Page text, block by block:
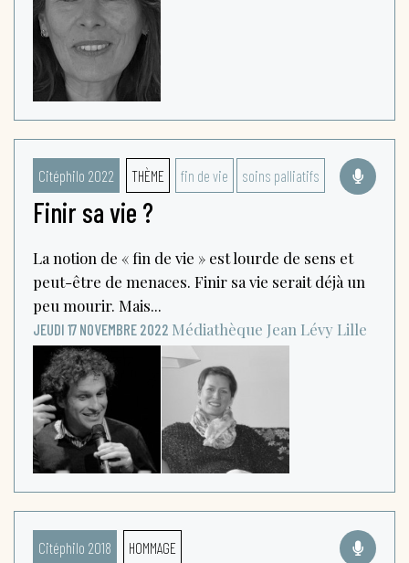
Citéphilo 2022 THÈME fin de vie soins palliatifs
Finir sa vie ?
La notion de « fin de vie » est lourde de sens et
peut-être de menaces. Finir sa vie serait déjà un
peu mourir. Mais...
JEUDI 17 NOVEMBRE 2022 Médiathèque Jean Lévy Lille
Citéphilo 2018 HOMMAGE